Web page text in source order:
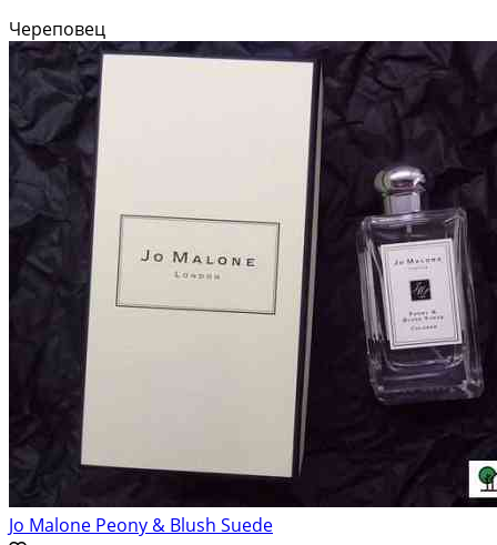
Череповец
Jo Malone Peony & Blush Suede